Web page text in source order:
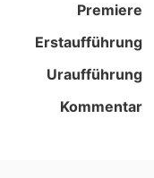
Premiere
Erstaufführung
Uraufführung
Kommentar